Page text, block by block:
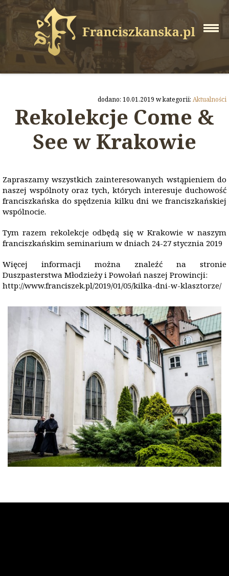
dodano: 10.01.2019 w kategorii: Aktualności
Rekolekcje Come &
See w Krakowie
Zapraszamy wszystkich zainteresowanych wstąpieniem do
naszej wspólnoty oraz tych, których interesuje duchowość
franciszkańska do spędzenia kilku dni we franciszkańskiej
wspólnocie.
Tym razem rekolekcje odbędą się w Krakowie w naszym
franciszkańskim seminarium w dniach 24-27 stycznia 2019
Więcej informacji można znaleźć na stronie
Duszpasterstwa Młodzieży i Powołań naszej Prowincji:
http://www.franciszek.pl/2019/01/05/kilka-dni-w-klasztorze/